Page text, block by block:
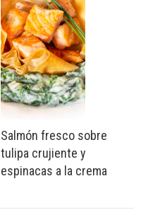
Salmón fresco sobre
tulipa crujiente y
espinacas a la crema